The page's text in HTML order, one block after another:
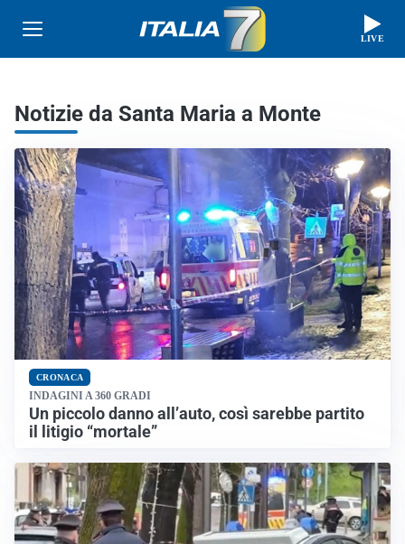
LIVE
Notizie da Santa Maria a Monte
CRONACA
INDAGINI A 360 GRADI
Un piccolo danno all’auto, così sarebbe partito
il litigio “mortale”